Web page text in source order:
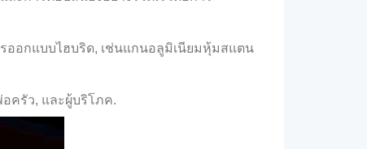
ออกแบบไฮบริด, เช่นแกนอลูมิเนียมหุ้มสแตน
ครัว, และผู้บริโภค.